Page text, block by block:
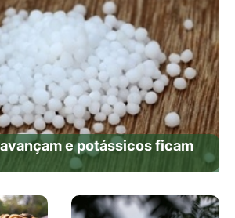
e potássicos ficam